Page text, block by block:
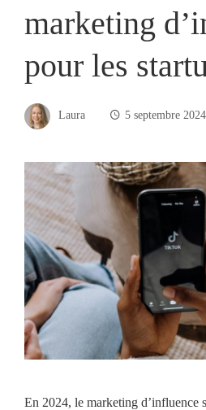
marketing
pour les
Laura 5 septembre 2024
En 2024, le marketing d’influence